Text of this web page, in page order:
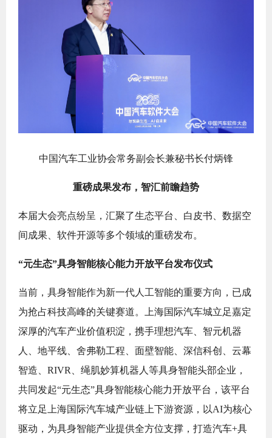
中国汽车工业协会常务副会长兼秘书长付炳锋
重磅成果发布，智汇前瞻趋势
本届大会亮点纷呈，汇聚了生态平台、白皮书、数据空
间成果、软件开源等多个领域的重磅发布。
“元生态”具身智能核心能力开放平台发布仪式
当前，具身智能作为新一代人工智能的重要方向，已成
为抢占科技高峰的关键赛道。上海国际汽车城立足嘉定
深厚的汽车产业价值积淀，携手理想汽车、智元机器
人、地平线、舍弗勒工程、面壁智能、深信科创、云幕
智造、RIVR、绳肌妙算机器人等具身智能头部企业，
共同发起“元生态”具身智能核心能力开放平台，该平台
将立足上海国际汽车城产业链上下游资源，以AI为核心
驱动，为具身智能产业提供全方位支撑，打造汽车+具